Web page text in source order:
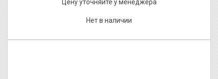
Цену уточняйте у менеджера
Нет в наличии